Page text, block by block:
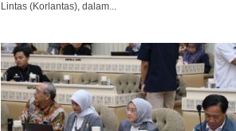
Lintas (Korlantas), dalam...